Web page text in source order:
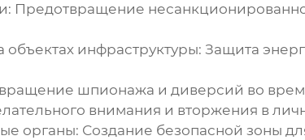
Предотвращение
инфраструктуры: Защита
шпионажа и диверсий во
внимания и вторжения в
органы: Создание безопасной зоны